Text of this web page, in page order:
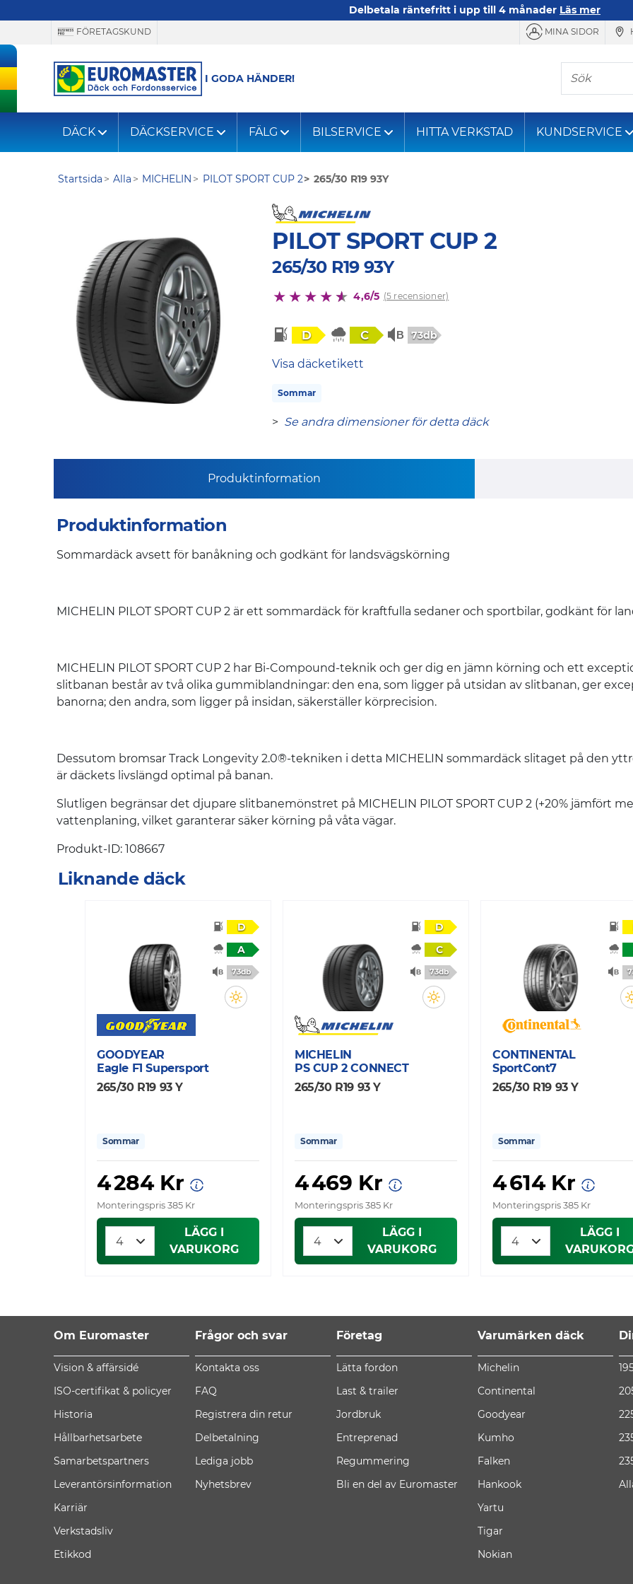
Delbetala räntefritt i upp till 4 månader Läs mer
FÖRETAGSKUND MINA SIDOR
I GODA HÄNDER!
Sök
DÄCK DÄCKSERVICE FÄLG BILSERVICE HITTA VERKSTAD KUNDSERVICE
Startsida Alla MICHELIN PILOT SPORT CUP 2 265/30 R19 93Y
PILOT SPORT CUP 2
265/30 R19 93Y
4,6/5 (5 recensioner)
D C 73db
Visa däcketikett
Sommar
> Se andra dimensioner för detta däck
Produktinformation
Produktinformation
Sommardäck avsett för banåkning och godkänt för landsvägskörning
MICHELIN PILOT SPORT CUP 2 är ett sommardäck för kraftfulla sedaner och sportbilar, godkänt för
MICHELIN PILOT SPORT CUP 2 har Bi-Compound-teknik och ger dig en jämn körning och ett
slitbanan består av två olika gummiblandningar: den ena, som ligger på utsidan av slitbanan, ger
banorna; den andra, som ligger på insidan, säkerställer körprecision.
Dessutom bromsar Track Longevity 2.0®-tekniken i detta MICHELIN sommardäck slitaget på den
är däckets livslängd optimal på banan.
Slutligen begränsar det djupare slitbanemönstret på MICHELIN PILOT SPORT CUP 2 (+20% jämfört
vattenplaning, vilket garanterar säker körning på våta vägar.
Produkt-ID: 108667
Liknande däck
D
A
73db
GOODYEAR
Eagle F1 Supersport
265/30 R19 93 Y
Sommar
4 284 Kr
Monteringspris 385 Kr
LÄGG I
VARUKORG
D
C
73db
MICHELIN
PS CUP 2 CONNECT
265/30 R19 93 Y
Sommar
4 469 Kr
Monteringspris 385 Kr
LÄGG I
VARUKORG
CONTINENTAL
SportCont7
265/30 R19 93 Y
Sommar
4 614 Kr
Monteringspris 385 Kr
LÄGG I
Om Euromaster
Vision & affärsidé
ISO-certifikat & policyer
Historia
Hållbarhetsarbete
Samarbetspartners
Leverantörsinformation
Karriär
Verkstadsliv
Etikkod
Frågor och svar
Kontakta oss
FAQ
Registrera din retur
Delbetalning
Lediga jobb
Nyhetsbrev
Företag
Lätta fordon
Last & trailer
Jordbruk
Entreprenad
Regummering
Bli en del av Euromaster
Varumärken däck
Michelin
Continental
Goodyear
Kumho
Falken
Hankook
Yartu
Tigar
Nokian